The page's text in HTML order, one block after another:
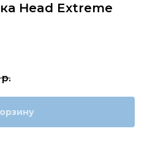
Head Extreme
р.